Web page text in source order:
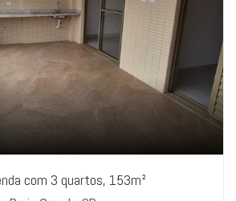
com 3 quartos, 153m²